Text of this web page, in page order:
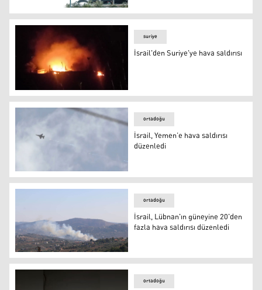
Ürdün hava sahasını yeniden açtı
İsrail'den Suriye'ye hava saldırısı
suriye
İsrail'den Suriye'ye hava saldırısı
İsrail, Yemen’e hava saldırısı düzenledi
ortadoğu
İsrail, Yemen’e hava saldırısı
düzenledi
İsrail, Lübnan'ın güneyine 20'den fazla hava saldırısı
ortadoğu
İsrail, Lübnan'ın güneyine 20'den
fazla hava saldırısı düzenledi
ortadoğu